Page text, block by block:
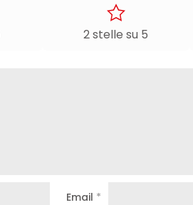
2 stelle su 5
Email *